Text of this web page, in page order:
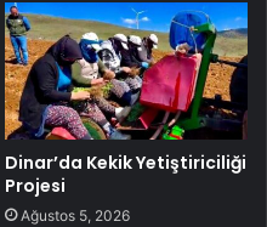
Dinar’da Kekik Yetiştiriciliği
Projesi
Ağustos 5, 2026